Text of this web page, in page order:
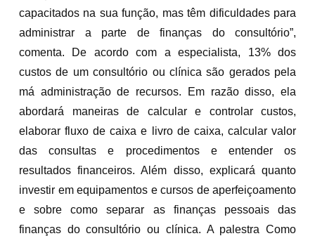
capacitados na sua função, mas têm dificuldades para
administrar a parte de finanças do consultório”,
comenta. De acordo com a especialista, 13% dos
custos de um consultório ou clínica são gerados pela
má administração de recursos. Em razão disso, ela
abordará maneiras de calcular e controlar custos,
elaborar fluxo de caixa e livro de caixa, calcular valor
das consultas e procedimentos e entender os
resultados financeiros. Além disso, explicará quanto
investir em equipamentos e cursos de aperfeiçoamento
e sobre como separar as finanças pessoais das
finanças do consultório ou clínica. A palestra Como